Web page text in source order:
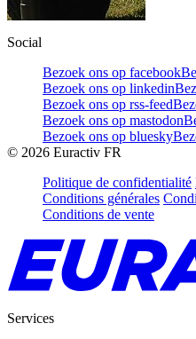
Social
Bezoek ons op facebook
Bezoek ons op linkedin
Bezoek ons op rss-feed
Bezoek ons op mastodon
Bezoek ons op bluesky
© 2026 Euractiv FR
Politique de confidentialité
Conditions générales
Conditions de vente
Services